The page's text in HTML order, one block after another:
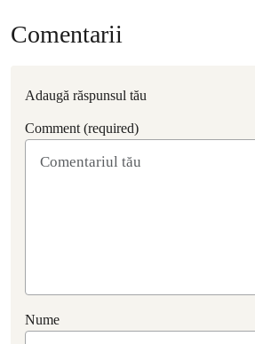
Comentarii
Adaugă răspunsul tău
Comment (required)
Nume